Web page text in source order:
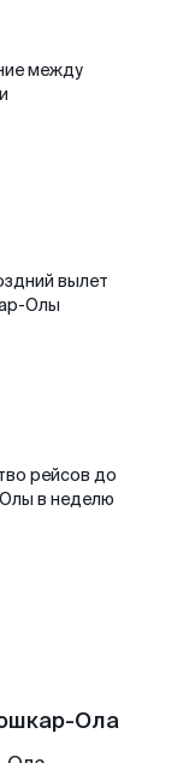
между
вылет
Олы
рейсов до
в неделю
Ола